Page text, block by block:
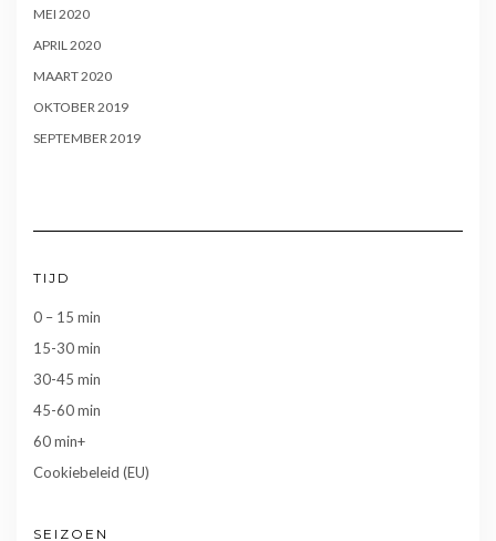
MEI 2020
APRIL 2020
MAART 2020
OKTOBER 2019
SEPTEMBER 2019
TIJD
0 – 15 min
15-30 min
30-45 min
45-60 min
60 min+
Cookiebeleid (EU)
SEIZOEN